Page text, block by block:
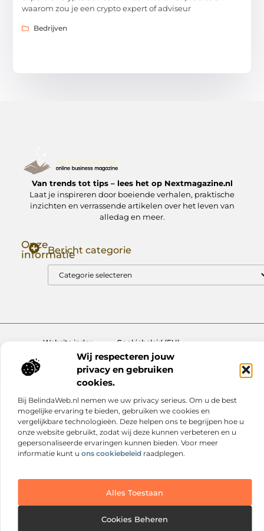
Wij respecteren jouw
privacy en gebruiken
cookies.
Bij BelindaWeb.nl nemen we uw privacy serieus. Om u de best
mogelijke ervaring te bieden, gebruiken we cookies en
vergelijkbare technologieën. Deze helpen ons te begrijpen hoe u
onze website gebruikt, zodat wij deze kunnen verbeteren en u
gepersonaliseerde ervaringen kunnen bieden. Voor meer
informatie kunt u ons cookiebeleid raadplegen.
Alles Toestaan
Cookies Beheren
waarom zou je een crypto expert of adviseur
Bedrijven
Van trends tot tips – lees het op Nextmagazine.nl
Laat je inspireren door boeiende verhalen, praktische
inzichten en verrassende artikelen over het leven van
alledag en meer.
Onze
informatieBericht categorie
Website index
Cookiebeleid (EU)
@2025 www.nextmagazine.nl. All Right Reserved.